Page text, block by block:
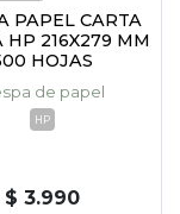
PAPEL CARTA
HP 216X279 MM
HOJAS
de papel
HP
$ 3.990